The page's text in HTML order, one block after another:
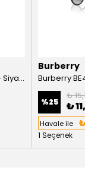
Burberry BE4216 30018G - Siyah Kadın Güneş Gözlüğü
Burberry
%25
₺
₺
Havale ile
1 Seçenek